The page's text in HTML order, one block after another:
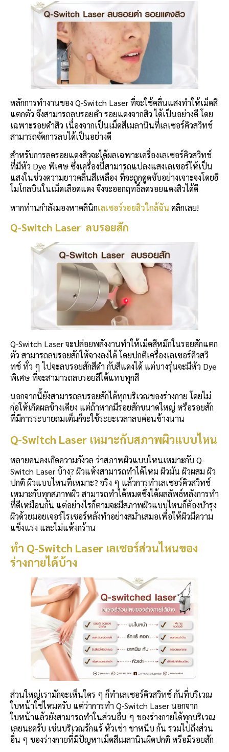
หลักการทำงานของ Q-Switch Laser ที่จะใช้คลื่นแสงทำให้เม็ดสี
แตกตัว จึงสามารถลบรอยดำ รอยแดงจากสิว ได้เป็นอย่างดี โดย
เฉพาะรอยดำสิว เนื่องจากเป็นเม็ดสีเมลานินที่เลเซอร์คิวสวิทช์
สามารถจัดการลบได้เป็นอย่างดี
สำหรับการลดรอยแดงสิวจะได้ผลเฉพาะเครื่องเลเซอร์คิวสวิทช์
ที่มีหัว Dye พิเศษ ซึ่งเครื่องนี้สามารถแปลงแสงเลเซอร์ให้เป็น
แสงในช่วงความยาวคลื่นสีเหลือง ที่จะถูกดูดซับอย่างเจาะจงโดยฮี
โมโกลบินในเม็ดเลือดแดง จึงจะออกฤทธิ์ลดรอยแดงสิวได้ดี
หากท่านกำลังมองหาคลินิกเลเซอร์รอยสิวใกล้ฉันคลิกเลย!
Q-Switch Laser ลบรอยสัก
Q-Switch Laser จะปล่อยพลังงานทำให้เม็ดสีหมึกในรอยสักแตก
ตัว สามารถลบรอยสักให้จางลงได้ โดยปกติเครื่องเลเซอร์คิวสวิ
ทช์ ทั่ว ๆ ไปจะลบรอยสักสีดำ กับสีแดงได้ แต่บางรุ่นจะมีหัว Dye
พิเศษ ที่จะสามารถลบรอยสีได้แทบทุกสี
นอกจากนี้ยังสามารถลบรอยสักได้ทุกบริเวณของร่างกาย โดยไม่
ก่อให้เกิดผลข้างเคียง แต่ถ้าหากมีรอยสักขนาดใหญ่ หรือรอยสัก
ที่มีการระบายถมเต็มก็จะใช้ระยะเวลาลบค่อนข้างนาน
Q-Switch Laser เหมาะกับสภาพผิวแบบไหน
หลายคนคงเกิดความกังวล ว่าสภาพผิวแบบไหนเหมาะกับ Q-
Switch Laser บ้าง? ผิวแห้งสามารถทำได้ไหม ผิวมัน ผิวผสม ผิว
ปกติ ผิวแบบไหนที่เหมาะ? จริง ๆ แล้วการทำเลเซอร์คิวสวิทช์
เหมาะกับทุกสภาพผิว สามารถทำได้หมดซึ่งได้ผลลัพธ์หลังการทำ
ที่ดีเหมือนกัน แต่อย่างไรก็ตามจะมีสภาพผิวแบบไหนก็ต้องบำรุง
ผิวด้วยมอยเจอร์ไรเซอร์หลังทำอย่างสม่ำเสมอเพื่อให้ผิวมีความ
แข็งแรง และไม่แห้งกร้าน
ทำ Q-Switch Laser เลเซอร์ส่วนไหนของ
ร่างกายได้บ้าง
ส่วนใหญ่เรามักจะเห็นใคร ๆ ก็ทำเลเซอร์คิวสวิทช์ กันที่บริเวณ
ใบหน้าใช่ไหมครับ แต่ว่าการทำ Q-Switch Laser นอกจาก
ใบหน้าแล้วยังสามารถทำในส่วนอื่น ๆ ของร่างกายได้ทุกบริเวณ
เลยนะครับ เช่นบริเวณรักแร้ หัวเข่า ขาหนีบ ก้น รวมไปถึงส่วน
อื่น ๆ ของร่างกายที่มีปัญหาเม็ดสีเมลานินผิดปกติ หรือมีรอยสัก